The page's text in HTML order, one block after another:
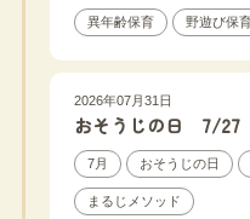
異年齢保育 野遊び保
2026年07月31日
おそうじの日 7/27
7月 おそうじの日
まるじメソッド